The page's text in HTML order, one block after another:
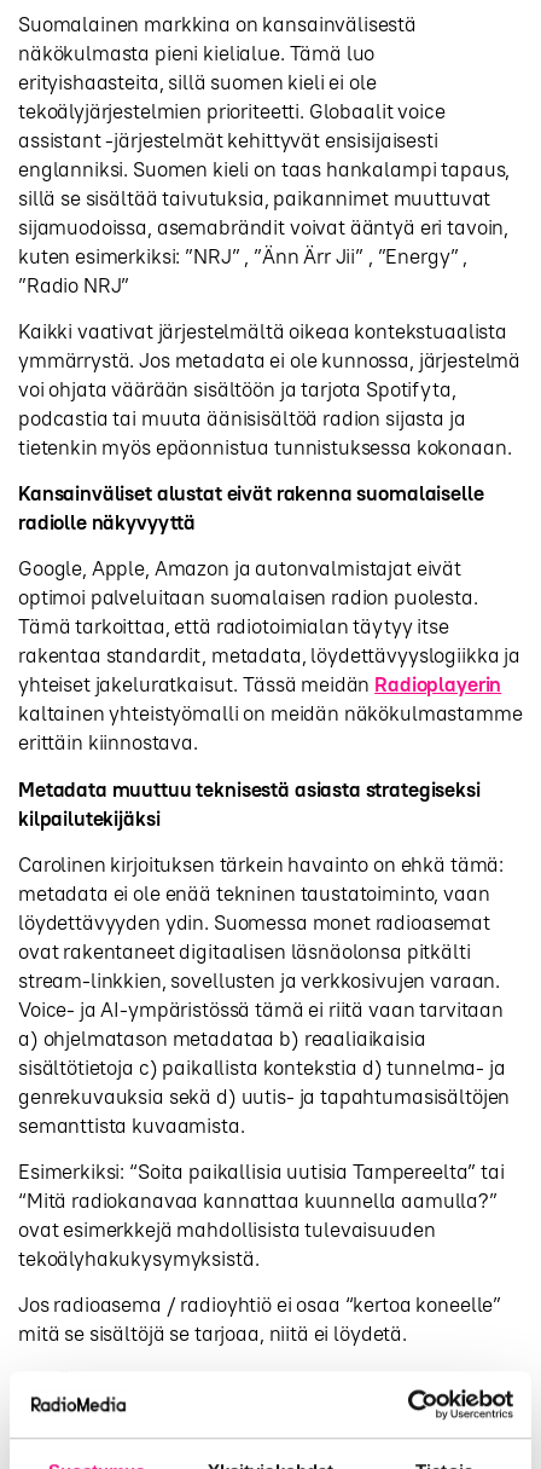
Suomalainen markkina on kansainvälisestä
näkökulmasta pieni kielialue. Tämä luo
erityishaasteita, sillä suomen kieli ei ole
tekoälyjärjestelmien prioriteetti. Globaalit voice
assistant -järjestelmät kehittyvät ensisijaisesti
englanniksi. Suomen kieli on taas hankalampi tapaus,
sillä se sisältää taivutuksia, paikannimet muuttuvat
sijamuodoissa, asemabrändit voivat ääntyä eri tavoin,
kuten esimerkiksi: ”NRJ” , ”Änn Ärr Jii” , ”Energy” ,
”Radio NRJ”
Kaikki vaativat järjestelmältä oikeaa kontekstuaalista
ymmärrystä. Jos metadata ei ole kunnossa, järjestelmä
voi ohjata väärään sisältöön ja tarjota Spotifyta,
podcastia tai muuta äänisisältöä radion sijasta ja
tietenkin myös epäonnistua tunnistuksessa kokonaan.
Kansainväliset alustat eivät rakenna suomalaiselle
radiolle näkyvyyttä
Google, Apple, Amazon ja autonvalmistajat eivät
optimoi palveluitaan suomalaisen radion puolesta.
Tämä tarkoittaa, että radiotoimialan täytyy itse
rakentaa standardit, metadata, löydettävyyslogiikka ja
yhteiset jakeluratkaisut. Tässä meidän Radioplayerin
kaltainen yhteistyömalli on meidän näkökulmastamme
erittäin kiinnostava.
Metadata muuttuu teknisestä asiasta strategiseksi
kilpailutekijäksi
Carolinen kirjoituksen tärkein havainto on ehkä tämä:
metadata ei ole enää tekninen taustatoiminto, vaan
löydettävyyden ydin. Suomessa monet radioasemat
ovat rakentaneet digitaalisen läsnäolonsa pitkälti
stream-linkkien, sovellusten ja verkkosivujen varaan.
Voice- ja AI-ympäristössä tämä ei riitä vaan tarvitaan
a) ohjelmatason metadataa b) reaaliaikaisia
sisältötietoja c) paikallista kontekstia d) tunnelma- ja
genrekuvauksia sekä d) uutis- ja tapahtumasisältöjen
semanttista kuvaamista.
Esimerkiksi: “Soita paikallisia uutisia Tampereelta” tai
“Mitä radiokanavaa kannattaa kuunnella aamulla?”
ovat esimerkkejä mahdollisista tulevaisuuden
tekoälyhakukysymyksistä.
Jos radioasema / radioyhtiö ei osaa “kertoa koneelle”
mitä se sisältöjä se tarjoaa, niitä ei löydetä.
Suomen näkökulmasta kehitys vaikuttaa eri tavoin eri